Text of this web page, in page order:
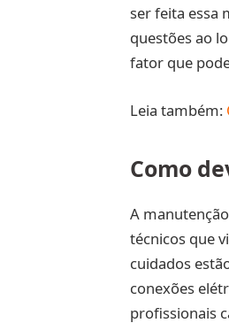
ser feita essa
questões ao
fator que
Leia também:
Como
A
técnicos que
cuidados
conexões
profissionais